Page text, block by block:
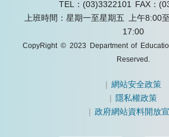
TEL：(03)3322101
FAX：
上班時間：星期一至星期五 上午8:00
17:00
CopyRight © 2023 Department of
Reserved.
|網站安全政策
| 隱私權政策
|政府網站資料開放